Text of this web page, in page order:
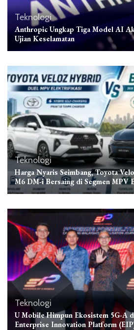
Teknologi
Anthropic Ungkap Tiga Model AI
Ujian Keselamatan
Teknologi
Harga Nyaris Seimbang, Toyota
M6 DM-i Bersaing di Segmen MPV
Teknologi
U Mobile Himpun Ekosistem 5G-A
Enterprise Innovation Platform